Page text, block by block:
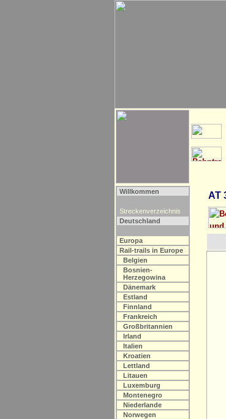
Willkommen
Streckenverzeichnis
Deutschland
Europa
Rail-trails in Europe
Belgien
Bosnien-
Herzegowina
Dänemark
Estland
Finnland
Frankreich
Großbritannien
Irland
Italien
Kroatien
Lettland
Litauen
Luxemburg
Montenegro
Niederlande
Norwegen
AT